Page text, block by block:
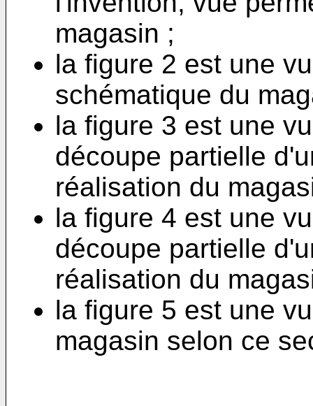
magasin ;
la figure 2 est une
schématique du
la figure 3 est une
découpe partielle
réalisation du
la figure 4 est une
découpe partielle
réalisation du
la figure 5 est une
magasin selon ce